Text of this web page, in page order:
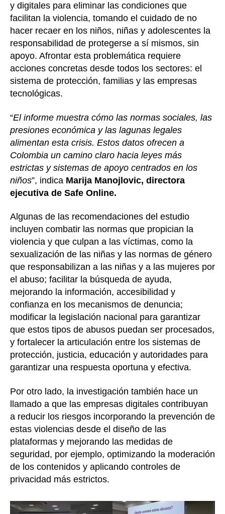
y digitales para eliminar las condiciones que
facilitan la violencia, tomando el cuidado de no
hacer recaer en los niños, niñas y adolescentes la
responsabilidad de protegerse a sí mismos, sin
apoyo. Afrontar esta problemática requiere
acciones concretas desde todos los sectores: el
sistema de protección, familias y las empresas
tecnológicas.
“El informe muestra cómo las normas sociales, las
presiones económica y las lagunas legales
alimentan esta crisis. Estos datos ofrecen a
Colombia un camino claro hacia leyes más
estrictas y sistemas de apoyo centrados en los
niños”, indica Marija Manojlovic, directora
ejecutiva de Safe Online.
Algunas de las recomendaciones del estudio
incluyen combatir las normas que propician la
violencia y que culpan a las víctimas, como la
sexualización de las niñas y las normas de género
que responsabilizan a las niñas y a las mujeres por
el abuso; facilitar la búsqueda de ayuda,
mejorando la información, accesibilidad y
confianza en los mecanismos de denuncia;
modificar la legislación nacional para garantizar
que estos tipos de abusos puedan ser procesados,
y fortalecer la articulación entre los sistemas de
protección, justicia, educación y autoridades para
garantizar una respuesta oportuna y efectiva.
Por otro lado, la investigación también hace un
llamado a que las empresas digitales contribuyan
a reducir los riesgos incorporando la prevención de
estas violencias desde el diseño de las
plataformas y mejorando las medidas de
seguridad, por ejemplo, optimizando la moderación
de los contenidos y aplicando controles de
privacidad más estrictos.